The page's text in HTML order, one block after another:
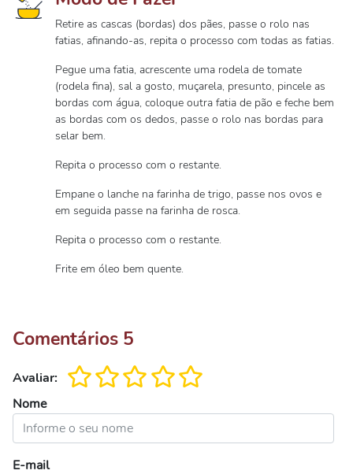
Retire as cascas (bordas) dos pães, passe o rolo nas
fatias, afinando-as, repita o processo com todas as fatias.
Pegue uma fatia, acrescente uma rodela de tomate
(rodela fina), sal a gosto, muçarela, presunto, pincele as
bordas com água, coloque outra fatia de pão e feche bem
as bordas com os dedos, passe o rolo nas bordas para
selar bem.
Repita o processo com o restante.
Empane o lanche na farinha de trigo, passe nos ovos e
em seguida passe na farinha de rosca.
Repita o processo com o restante.
Frite em óleo bem quente.
Comentários 5
Avaliar:
Nome
E-mail